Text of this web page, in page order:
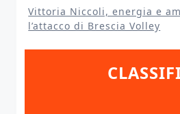
Vittoria Niccoli, energia e
l’attacco di Brescia Volley